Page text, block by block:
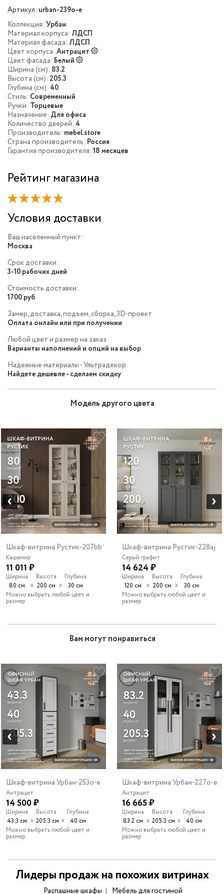
Артикул: urban-239o-e
Коллекция: Урбан
Материал корпуса: ЛДСП
Материал фасада: ЛДСП
Цвет корпуса: Антрацит
Цвет фасада: Белый
Ширина (см): 83.2
Высота (см): 205.3
Глубина (см): 40
Стиль: Современный
Ручки: Торцевые
Назначение: Для офиса
Количество дверей: 4
Производитель: mebel.store
Страна производитель: Россия
Гарантия производителя: 18 месяцев
Рейтинг магазина
Условия доставки
Ваш населенный пункт:
Москва
Срок доставки:
3-10 рабочих дней
Стоимость доставки:
1700 руб
Замер, доставка, подъем, сборка, 3D-проект
Оплата онлайн или при получении
Любой цвет и размер на заказ
Варианты наполнений и опций на выбор
Надежные материалы - Ультрадекор
Найдете дешевле - сделаем скидку
Модель другого цвета
Шкаф-витрина Рустик-207bb
Кашемир
11 011 ₽
Ширина
80 см
х
Высота
200 см х
Глубина
30 см
Можно выбрать любой цвет и
размер
Шкаф-витрина Рустик-228aj
Серый графит
14 624 ₽
Ширина
120 см
х
Высота
200 см х
Глубина
30 см
Можно выбрать любой цвет и
размер
Вам могут понравиться
Шкаф-витрина Урбан-253o-e
Антрацит
14 500 ₽
Ширина
43.3 см х
Высота
205.3 см х
Глубина
40 см
Можно выбрать любой цвет и
размер
Шкаф-витрина Урбан-227o-e
Антрацит
16 665 ₽
Ширина
83.2 см х
Высота
205.3 см х
Глубина
40 см
Можно выбрать любой цвет и
размер
Лидеры продаж на похожих витринах
Распашные шкафы Мебель для гостиной